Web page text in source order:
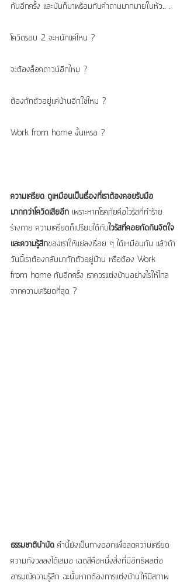
กันอีกครั้ง และมันก็มาพร้อมกับคำถามมากมายในหัว.. .
โควิดรอบ 2 จะหนักแค่ไหน ?
จะต้องล็อคดาวน์อีกไหม ?
ต้องกักตัวอยู่แค่บ้านอีกใช่ไหม ?
Work from home งั้นเหรอ ?
ความเครียด ดูเหมือนเป็นเรื่องที่เราต้องคอยรับมือ
มากกว่าโควิดเสียอีก เพราะหากโรคภัยคือไวรัสที่ทำร้าย
ร่างกาย ความเครียดก็เปรียบได้กับไวรัสที่คอยกัดกินจิตใจ
และความรู้สึกของเราให้แย่ลงเรื่อย ๆ ได้เหมือนกัน แล้วถ้า
วันนี้เราต้องกลับมากักตัวอยู่บ้าน หรือต้อง Work
from home กันอีกครั้ง เราควรแต่งบ้านอย่างไรให้ไกล
จากความเครียดที่สุด ?
ธรรมชาติบำบัด คำนี้ยังเป็นทางออกเพื่อลดความเครียด
ความกังวลลงได้เสมอ เฉดสีคือหนึ่งสิ่งที่มีอิทธิพลต่อ
อารมณ์ความรู้สึก ฉะนั้นหากต้องการแต่งบ้านให้มีสภาพ